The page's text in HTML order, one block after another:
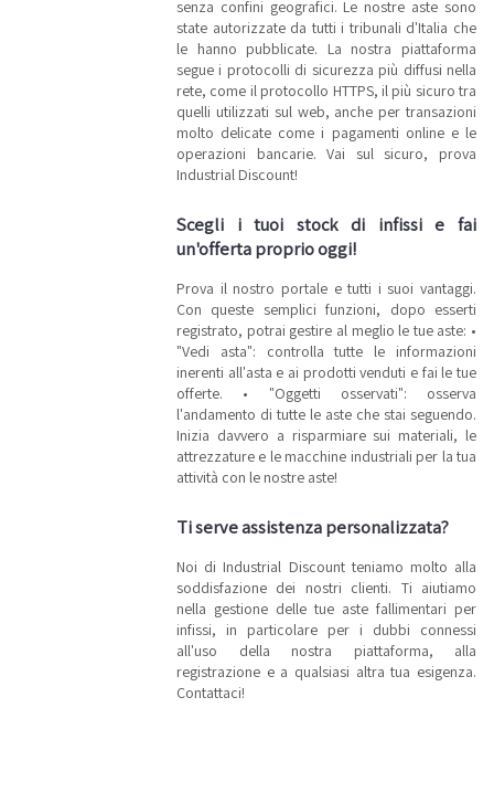
senza confini geografici. Le nostre aste sono
state autorizzate da tutti i tribunali d'Italia che
le hanno pubblicate. La nostra piattaforma
segue i protocolli di sicurezza più diffusi nella
rete, come il protocollo HTTPS, il più sicuro tra
quelli utilizzati sul web, anche per transazioni
molto delicate come i pagamenti online e le
operazioni bancarie. Vai sul sicuro, prova
Industrial Discount!
Scegli i tuoi stock di infissi e fai
un'offerta proprio oggi!
Prova il nostro portale e tutti i suoi vantaggi.
Con queste semplici funzioni, dopo esserti
registrato, potrai gestire al meglio le tue aste: •
"Vedi asta": controlla tutte le informazioni
inerenti all'asta e ai prodotti venduti e fai le tue
offerte. • "Oggetti osservati": osserva
l'andamento di tutte le aste che stai seguendo.
Inizia davvero a risparmiare sui materiali, le
attrezzature e le macchine industriali per la tua
attività con le nostre aste!
Ti serve assistenza personalizzata?
Noi di Industrial Discount teniamo molto alla
soddisfazione dei nostri clienti. Ti aiutiamo
nella gestione delle tue aste fallimentari per
infissi, in particolare per i dubbi connessi
all'uso della nostra piattaforma, alla
registrazione e a qualsiasi altra tua esigenza.
Contattaci!